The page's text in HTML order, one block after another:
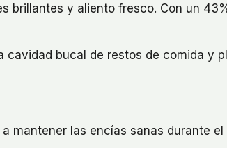
brillantes y aliento fresco. Con un
cavidad bucal de restos de comida y
mantener las encías sanas durante